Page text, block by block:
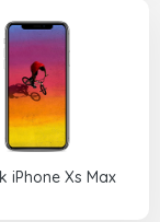
iPhone Xs Max